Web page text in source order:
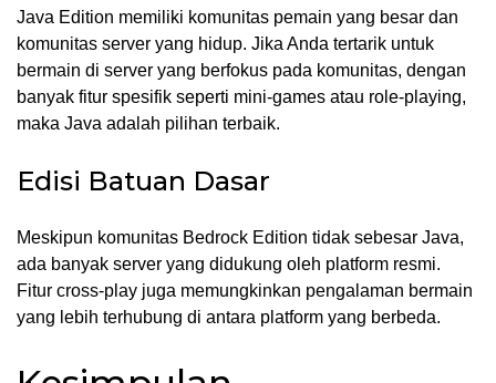
Java Edition memiliki komunitas pemain yang besar dan
komunitas server yang hidup. Jika Anda tertarik untuk
bermain di server yang berfokus pada komunitas, dengan
banyak fitur spesifik seperti mini-games atau role-playing,
maka Java adalah pilihan terbaik.
Edisi Batuan Dasar
Meskipun komunitas Bedrock Edition tidak sebesar Java,
ada banyak server yang didukung oleh platform resmi.
Fitur cross-play juga memungkinkan pengalaman bermain
yang lebih terhubung di antara platform yang berbeda.